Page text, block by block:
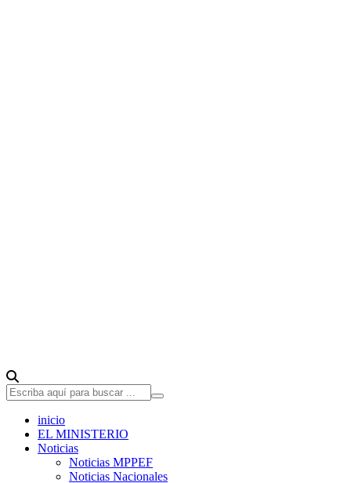
inicio
EL MINISTERIO
Noticias
Noticias MPPEF
Noticias Nacionales